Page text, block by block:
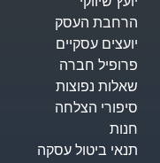
הרחבת העסק​
יועצים עסקיים
פרופיל חברה
שאלות נפוצות
סיפורי הצלחה
חנות
תנאי ביטול עסקה